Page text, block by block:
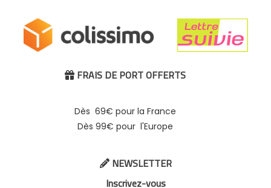
 FRAIS DE PORT OFFERTS
Dès 69€ pour la France
Dès 99€ pour l'Europe
NEWSLETTER
Inscrivez-vous